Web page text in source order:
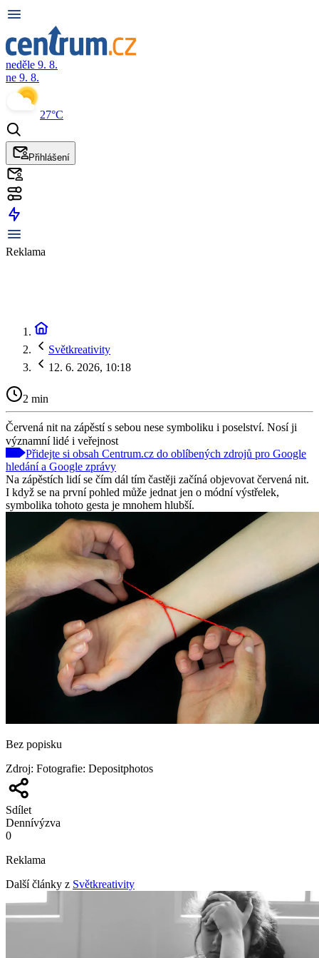
neděle 9. 8.
ne 9. 8.
27°C
Přihlášení
Reklama
Světkreativity
12. 6. 2026, 10:18
2 min
Červená nit na zápěstí s sebou nese symboliku i poselství. Nosí ji
významní lidé i veřejnost
Přidejte si obsah Centrum.cz do oblíbených zdrojů pro Google
hledání a Google zprávy
Na zápěstích lidí se čím dál tím častěji začíná objevovat červená nit.
I když se na první pohled může jednat jen o módní výstřelek,
symbolika tohoto gesta je mnohem hlubší.
Bez popisku
Zdroj: Fotografie: Depositphotos
Sdílet
Dennívýzva
0
Reklama
Další články z Světkreativity